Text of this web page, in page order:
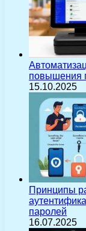
повышения
15.10.2025
Принципы
паролей
16.07.2025